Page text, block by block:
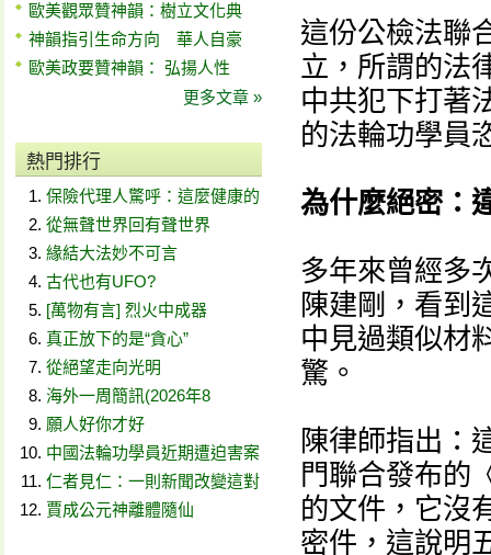
歐美觀眾贊神韻：樹立文化典
神韻指引生命方向 華人自豪
歐美政要贊神韻： 弘揚人性
更多文章 »
熱門排行
保險代理人驚呼：這麼健康的
從無聲世界回有聲世界
緣結大法妙不可言
古代也有UFO?
[萬物有言] 烈火中成器
真正放下的是“貪心”
從絕望走向光明
海外一周簡訊(2026年8
願人好你才好
中國法輪功學員近期遭迫害案
仁者見仁：一則新聞改變這對
賈成公元神離體隨仙
這份公檢法聯
立，所謂的法
中共犯下打著
的法輪功學員
為什麼絕密：
多年來曾經多
陳建剛，看到
中見過類似材
驚。
陳律師指出：
門聯合發布的
的文件，它沒
密件，這說明